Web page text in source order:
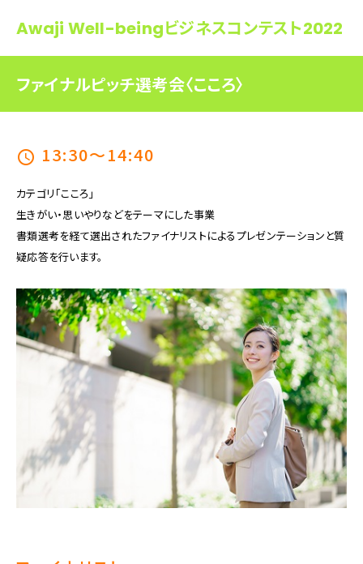
Awaji Well-beingビジネスコンテスト2022
ファイナルピッチ選考会〈こころ〉
schedule 13:30～14:40
カテゴリ「こころ」
生きがい・思いやりなどをテーマにした事業
書類選考を経て選出されたファイナリストによるプレゼンテーションと質
疑応答を行います。